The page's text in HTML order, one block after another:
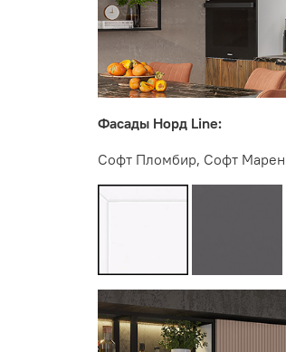
Фасады Норд Line:
Софт Пломбир, Софт